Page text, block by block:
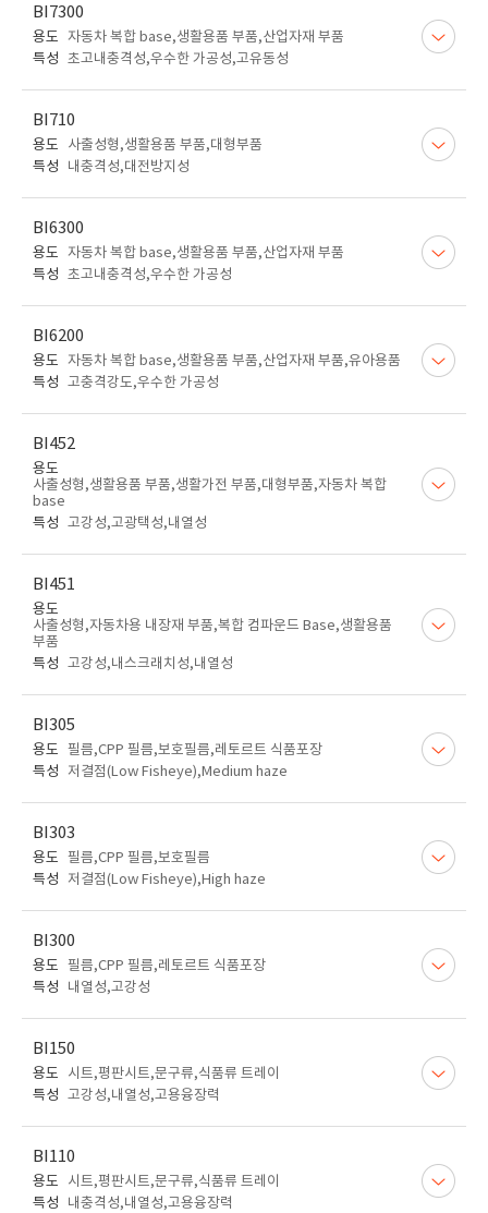
BI7300
용도
자동차 복합 base,생활용품 부품,산업자재 부품
특성 초고내충격성,우수한 가공성,고유동성
BI710
용도
사출성형,생활용품 부품,대형부품
특성
내충격성,대전방지성
BI6300
용도
자동차 복합 base,생활용품 부품,산업자재 부품
특성 초고내충격성,우수한 가공성
BI6200
용도
자동차 복합 base,생활용품 부품,산업자재 부품,유아용품
특성 고충격강도,우수한 가공성
BI452
용도
사출성형,생활용품 부품,생활가전 부품,대형부품,자동차 복합
base
특성 고강성,고광택성,내열성
BI451
용도
사출성형,자동차용 내장재 부품,복합 컴파운드 Base,생활용품
부품
특성 고강성,내스크래치성,내열성
BI305
용도 필름,CPP 필름,보호필름,레토르트 식품포장
특성
저결점(Low Fisheye),Medium haze
BI303
용도 필름,CPP 필름,보호필름
특성
저결점(Low Fisheye),High haze
BI300
용도 필름,CPP 필름,레토르트 식품포장
특성
내열성,고강성
BI150
용도
시트,평판시트,문구류,식품류 트레이
특성 고강성,내열성,고용융장력
BI110
용도
시트,평판시트,문구류,식품류 트레이
특성
내충격성,내열성,고용융장력